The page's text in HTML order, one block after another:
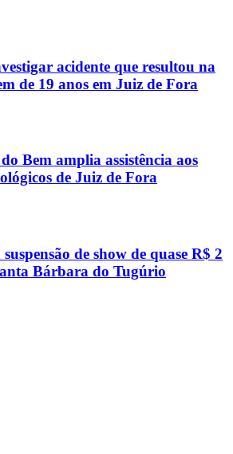
acidente que resultou na
de 19 anos em Juiz de Fora
Bem amplia assistência aos
de Juiz de Fora
de show de quase R$ 2
Bárbara do Tugúrio